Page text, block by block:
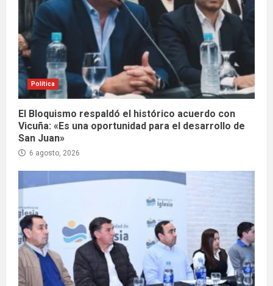
Política
El Bloquismo respaldó el histórico acuerdo con
Vicuña: «Es una oportunidad para el desarrollo de
San Juan»
6 agosto, 2026